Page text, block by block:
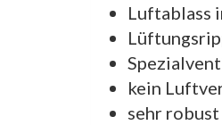
Luftablass
kein
sehr robust